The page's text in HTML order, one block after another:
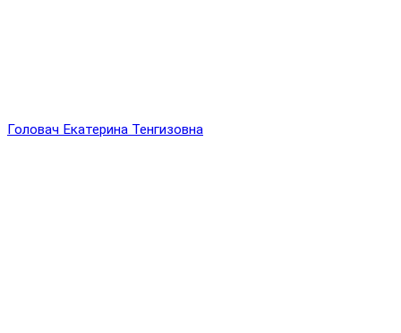
Головач Екатерина Тенгизовна